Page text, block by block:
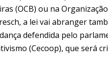
(OCB) ou na
a lei vai abranger
defendida pelo
(Cecoop), que será